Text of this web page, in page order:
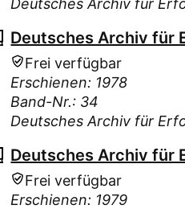
Deutsches Archiv für
Deutsches Archiv für
Frei verfügbar
Erschienen: 1978
Band-Nr.: 34
Deutsches Archiv für
Deutsches Archiv für
Frei verfügbar
Erschienen: 1979